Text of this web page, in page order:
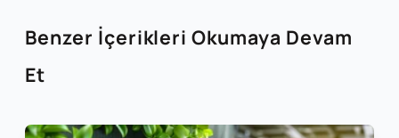
Benzer İçerikleri Okumaya Devam
Et